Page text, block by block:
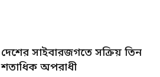
দেশের সাইবারজগতে সক্রিয় তিন
শতাধিক অপরাধী